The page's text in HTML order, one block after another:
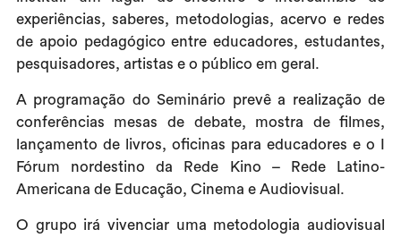
experiências, saberes, metodologias, acervo e redes
de apoio pedagógico entre educadores, estudantes,
pesquisadores, artistas e o público em geral.
A programação do Seminário prevê a realização de
conferências mesas de debate, mostra de filmes,
lançamento de livros, oficinas para educadores e o I
Fórum nordestino da Rede Kino – Rede Latino-
Americana de Educação, Cinema e Audiovisual.
O grupo irá vivenciar uma metodologia audiovisual